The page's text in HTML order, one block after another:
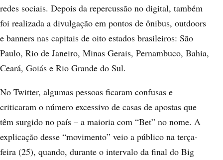
redes sociais. Depois da repercussão no digital, também
foi realizada a divulgação em pontos de ônibus, outdoors
e banners nas capitais de oito estados brasileiros: São
Paulo, Rio de Janeiro, Minas Gerais, Pernambuco, Bahia,
Ceará, Goiás e Rio Grande do Sul.
No Twitter, algumas pessoas ficaram confusas e
criticaram o número excessivo de casas de apostas que
têm surgido no país – a maioria com “Bet” no nome. A
explicação desse “movimento” veio a público na terça-
feira (25), quando, durante o intervalo da final do Big